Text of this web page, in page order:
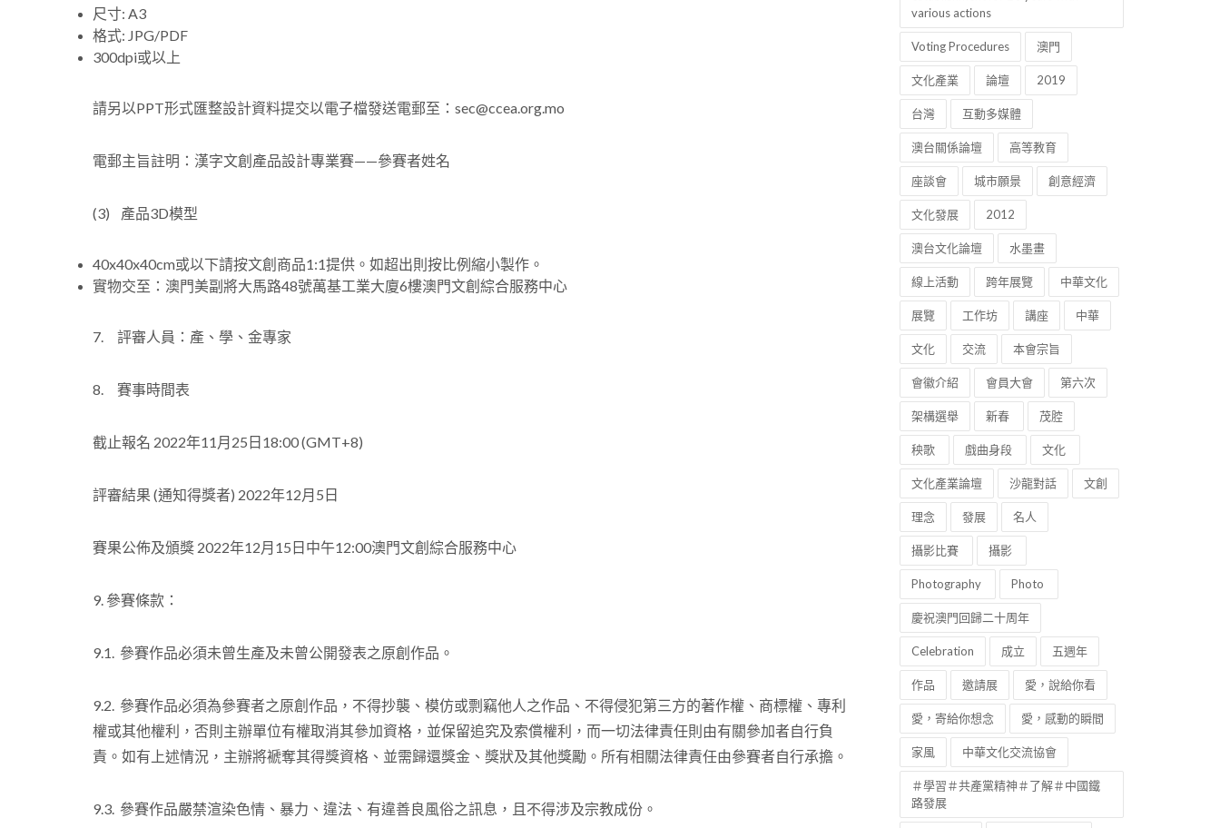
尺寸: A3
格式: JPG/PDF
300dpi或以上
請另以PPT形式匯整設計資料提交以電子檔發送電郵至：sec@ccea.org.mo
電郵主旨註明：漢字文創產品設計專業賽——參賽者姓名
(3) 產品3D模型
40x40x40cm或以下請按文創商品1:1提供。如超出則按比例縮小製作。
實物交至：澳門美副將大馬路48號萬基工業大廈6樓澳門文創綜合服務中心
7. 評審人員：產、學、金專家
8. 賽事時間表
截止報名 2022年11月25日18:00 (GMT+8)
評審結果 (通知得獎者) 2022年12月5日
賽果公佈及頒獎 2022年12月15日中午12:00澳門文創綜合服務中心
9. 參賽條款：
9.1. 參賽作品必須未曾生產及未曾公開發表之原創作品。
9.2. 參賽作品必須為參賽者之原創作品，不得抄襲、模仿或剽竊他人之作品、不得侵犯第三方的著作權、商標權、專利
權或其他權利，否則主辦單位有權取消其參加資格，並保留追究及索償權利，而一切法律責任則由有關參加者自行負
責。如有上述情況，主辦將褫奪其得獎資格、並需歸還獎金、獎狀及其他獎勵。所有相關法律責任由參賽者自行承擔。
9.3. 參賽作品嚴禁渲染色情、暴力、違法、有違善良風俗之訊息，且不得涉及宗教成份。
various actions
Voting Procedures 澳門
文化產業 論壇 2019
台灣 互動多媒體
澳台關係論壇 高等教育
座談會 城市願景 創意經濟
文化發展 2012
澳台文化論壇 水墨畫
線上活動 跨年展覽 中華文化
展覽 工作坊 講座 中華
文化 交流 本會宗旨
會徽介紹 會員大會 第六次
架構選舉 新春 茂腔
秧歌 戲曲身段 文化
文化產業論壇 沙龍對話 文創
理念 發展 名人
攝影比賽 攝影
Photography Photo
慶祝澳門回歸二十周年
Celebration 成立 五週年
作品 邀請展 愛，說給你看
愛，寄給你想念 愛，感動的瞬間
家風 中華文化交流協會
＃學習＃共產黨精神＃了解＃中國鐵
路發展